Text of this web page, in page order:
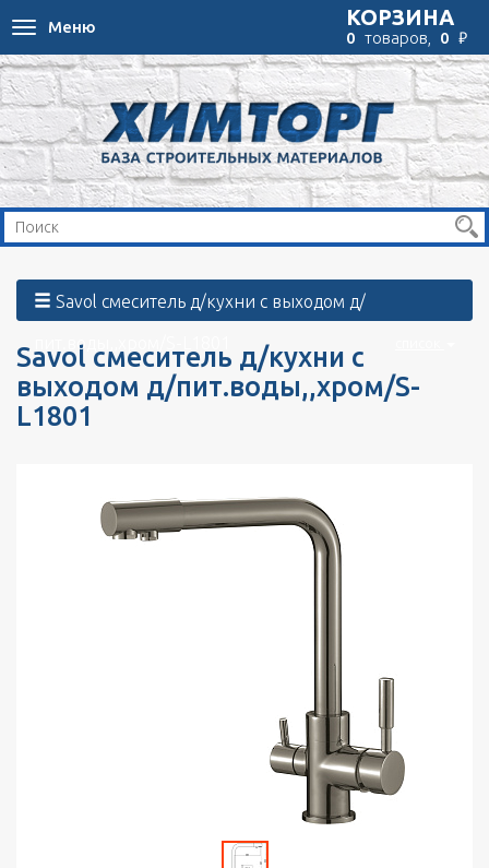
Toggle
navigation
Меню КОРЗИНА
0 товаров, 0 ₽
пит.воды,,хром/S-L1801
Savol смеситель д/кухни с
выходом д/пит.воды,,хром/S-
L1801